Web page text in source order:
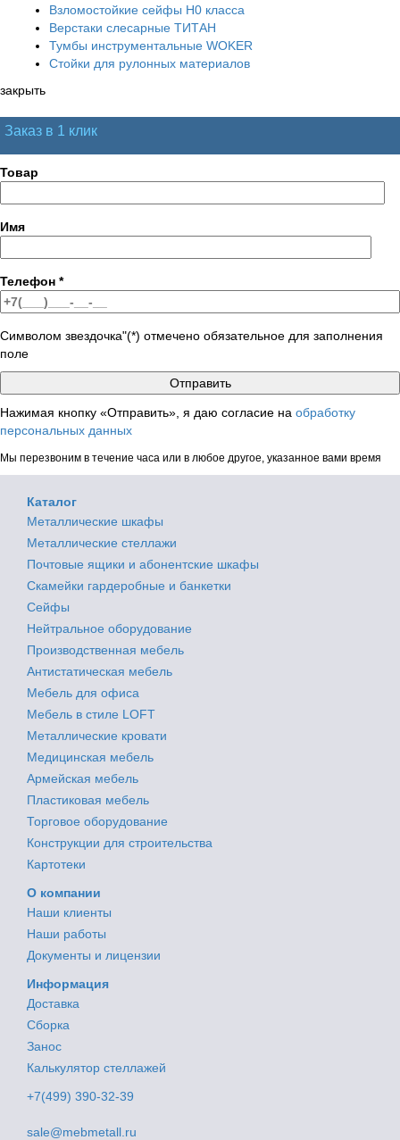
Взломостойкие сейфы H0 класса
Верстаки слесарные ТИТАН
Тумбы инструментальные WOKER
Стойки для рулонных материалов
закрыть
Заказ в 1 клик
Товар
Имя
Телефон *
Символом звездочка"(*) отмечено обязательное для заполнения
поле
Нажимая кнопку «Отправить», я даю согласие на обработку
персональных данных
Мы перезвоним в течение часа или в любое другое, указанное вами время
Каталог
Металлические шкафы
Металлические стеллажи
Почтовые ящики и абонентские шкафы
Скамейки гардеробные и банкетки
Сейфы
Нейтральное оборудование
Производственная мебель
Антистатическая мебель
Мебель для офиса
Мебель в стиле LOFT
Металлические кровати
Медицинская мебель
Армейская мебель
Пластиковая мебель
Торговое оборудование
Конструкции для строительства
Картотеки
О компании
Наши клиенты
Наши работы
Документы и лицензии
Информация
Доставка
Сборка
Занос
Калькулятор стеллажей
+7(499) 390-32-39
sale@mebmetall.ru